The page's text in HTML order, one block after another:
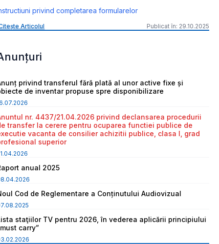
privind completarea formularelor
Articolul Publicat în: 29.10.2025
privind transferul fără plată al unor active fixe și
de inventar propuse spre disponibilizare
nr. 4437/21.04.2026 privind declansarea procedurii
transfer la cerere pentru ocuparea functiei publice de
vacanta de consilier achizitii publice, clasa I, grad
superior
anual 2025
Cod de Reglementare a Conținutului Audiovizual
staţiilor TV pentru 2026, în vederea aplicării principiului
carry”